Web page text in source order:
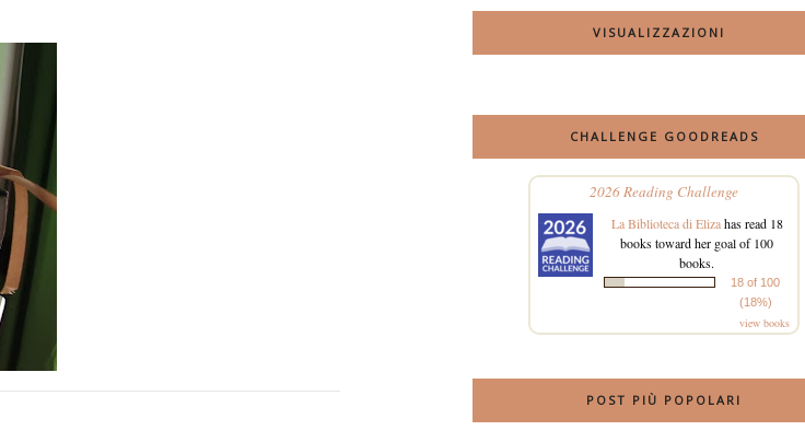
VISUALIZZAZIONI
CHALLENGE GOODREADS
2026 Reading Challenge
La Biblioteca di Elizahas read 18
books toward her goal of 100
books.
18 of 100
(18%)
view books
POST PIÙ POPOLARI